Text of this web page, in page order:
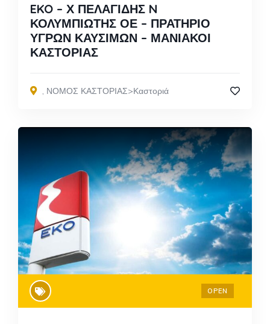
EKO – Χ ΠΕΛΑΓΙΔΗΣ N
ΚΟΛΥΜΠΙΩΤΗΣ ΟΕ – ΠΡΑΤΗΡΙΟ
ΥΓΡΩΝ ΚΑΥΣΙΜΩΝ – ΜΑΝΙΑΚΟΙ
ΚΑΣΤΟΡΙΑΣ
, ΝΟΜΟΣ ΚΑΣΤΟΡΙΑΣ>Καστοριά
OPEN